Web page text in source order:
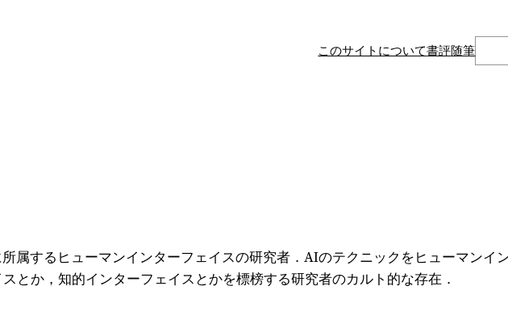
このサイトについて書評随筆検
索
するヒューマンインターフェイスの研究者．AIのテクニックをヒューマンイ
とか，知的インターフェイスとかを標榜する研究者のカルト的な存在．